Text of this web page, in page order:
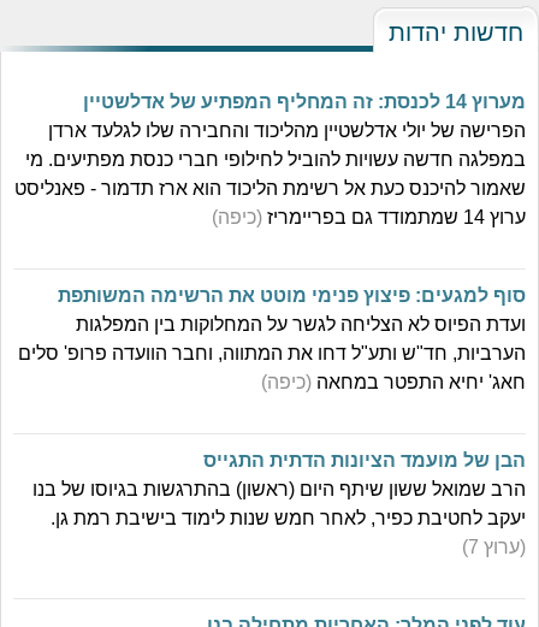
חדשות יהדות
מערוץ 14 לכנסת: זה המחליף המפתיע של אדלשטיין
הפרישה של יולי אדלשטיין מהליכוד והחבירה שלו לגלעד ארדן
במפלגה חדשה עשויות להוביל לחילופי חברי כנסת מפתיעים. מי
שאמור להיכנס כעת אל רשימת הליכוד הוא ארז תדמור - פאנליסט
ערוץ 14 שמתמודד גם בפריימריז
(כיפה)
סוף למגעים: פיצוץ פנימי מוטט את הרשימה המשותפת
ועדת הפיוס לא הצליחה לגשר על המחלוקות בין המפלגות
הערביות, חד"ש ותע"ל דחו את המתווה, וחבר הוועדה פרופ' סלים
חאג' יחיא התפטר במחאה (כיפה)
הבן של מועמד הציונות הדתית התגייס
הרב שמואל ששון שיתף היום (ראשון) בהתרגשות בגיוסו של בנו
יעקב לחטיבת כפיר, לאחר חמש שנות לימוד בישיבת רמת גן.
(ערוץ 7)